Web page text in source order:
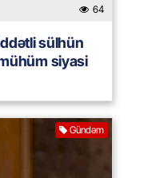
64
sülhün
siyasi
Gündəm